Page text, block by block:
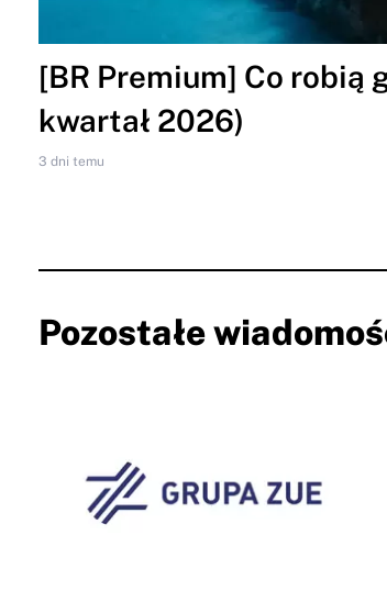
[BR Premium] Co robią
kwartał 2026)
3 dni temu
Pozostałe